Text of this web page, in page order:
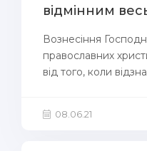
відмінним
Вознесіння
православних
від того, коли
08.06.21